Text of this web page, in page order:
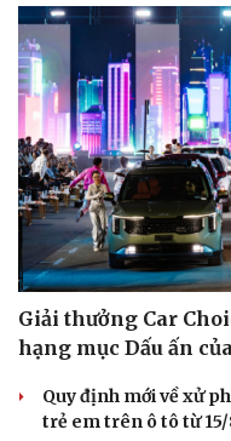
Cải chính
Giải thưởng Car
hạng mục Dấu ấn
Quy định mới về xử
trẻ em trên ô tô từ